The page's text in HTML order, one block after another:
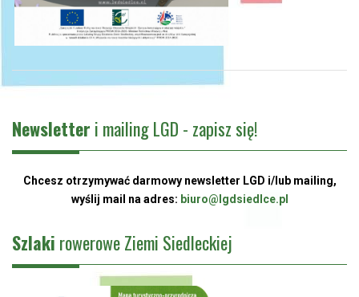
Newsletter i mailing LGD - zapisz się!
Chcesz otrzymywać darmowy newsletter LGD i/lub mailing,
wyślij mail na adres: biuro@lgdsiedlce.pl
Szlaki rowerowe Ziemi Siedleckiej